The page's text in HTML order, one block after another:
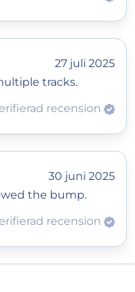
27 juli 2025
tracks.
recension
30 juni 2025
the bump.
recension